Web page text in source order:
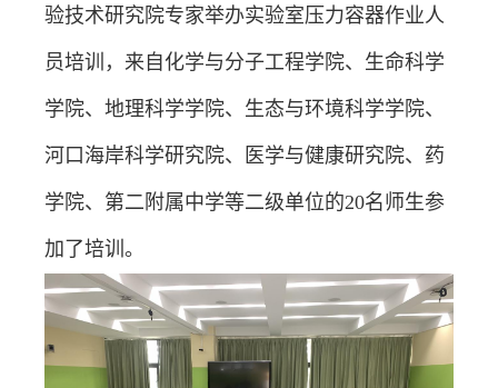
验技术研究院专家举办实验室压力容器作业人
员培训，来自化学与分子工程学院、生命科学
学院、地理科学学院、生态与环境科学学院、
河口海岸科学研究院、医学与健康研究院、药
学院、第二附属中学等二级单位的20名师生参
加了培训。